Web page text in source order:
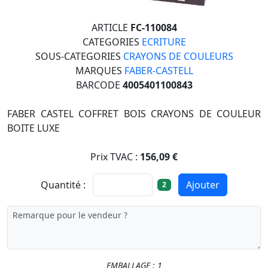
ARTICLE FC-110084
CATEGORIES ECRITURE
SOUS-CATEGORIES CRAYONS DE COULEURS
MARQUES FABER-CASTELL
BARCODE 4005401100843
FABER CASTEL COFFRET BOIS CRAYONS DE COULEUR
BOITE LUXE
Prix TVAC : 156,09 €
Quantité : 2 Ajouter
EMBALLAGE : 1